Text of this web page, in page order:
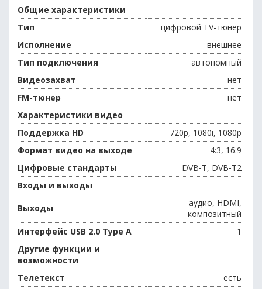
Общие характеристики
Тип
цифровой TV-тюнер
Исполнение
внешнее
Тип подключения
автономный
Видеозахват
нет
FM-тюнер
нет
Характеристики видео
Поддержка HD
720p, 1080i, 1080p
Формат видео на выходе
4:3, 16:9
Цифровые стандарты
DVB-T, DVB-T2
Входы и выходы
Выходы
аудио, HDMI,
композитный
Интерфейс USB 2.0 Type A
1
Другие функции и
возможности
Телетекст
есть